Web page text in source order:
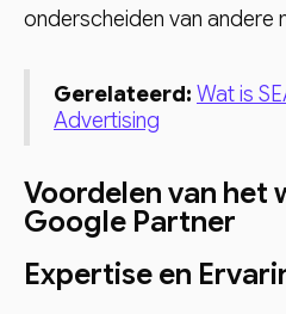
onderscheiden van andere
Gerelateerd: Wat is
Advertising
Voordelen van het
Google Partner
Expertise en